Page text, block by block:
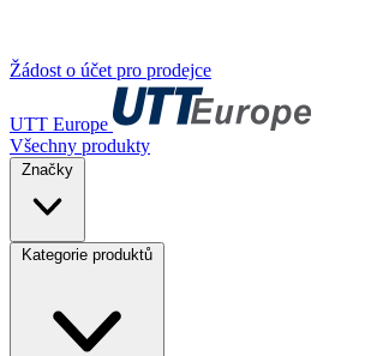
Žádost o účet pro prodejce
UTT Europe
Všechny produkty
Značky
Kategorie produktů